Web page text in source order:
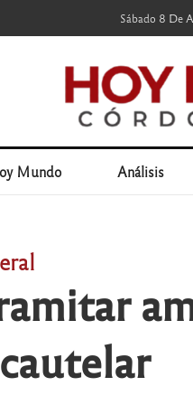
Sábado 8 De
Mundo Análisis